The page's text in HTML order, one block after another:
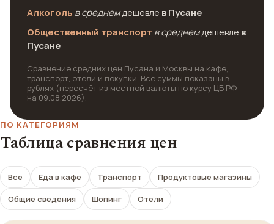
Алкоголь в среднемдешевле в Пусане
Общественный транспорт в среднемдешевле в
Пусане
Сравнение средних цен Пусана и Москвы на кафе,
транспорт, отели и покупки. Все суммы показаны в
рублях (пересчёт из местной валюты по курсу ЦБ РФ
на 09.08.2026).
ПО КАТЕГОРИЯМ
Таблица сравнения цен
Все Еда в кафе Транспорт
Продуктовые магазины
Общие сведения
Шопинг Отели